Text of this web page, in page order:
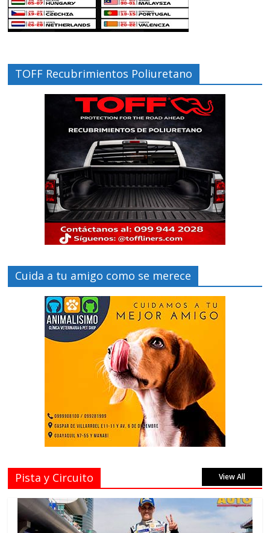
TOFF Recubrimientos Poliuretano
Cuida a tu amigo como se merece
Pista y Circuito View All